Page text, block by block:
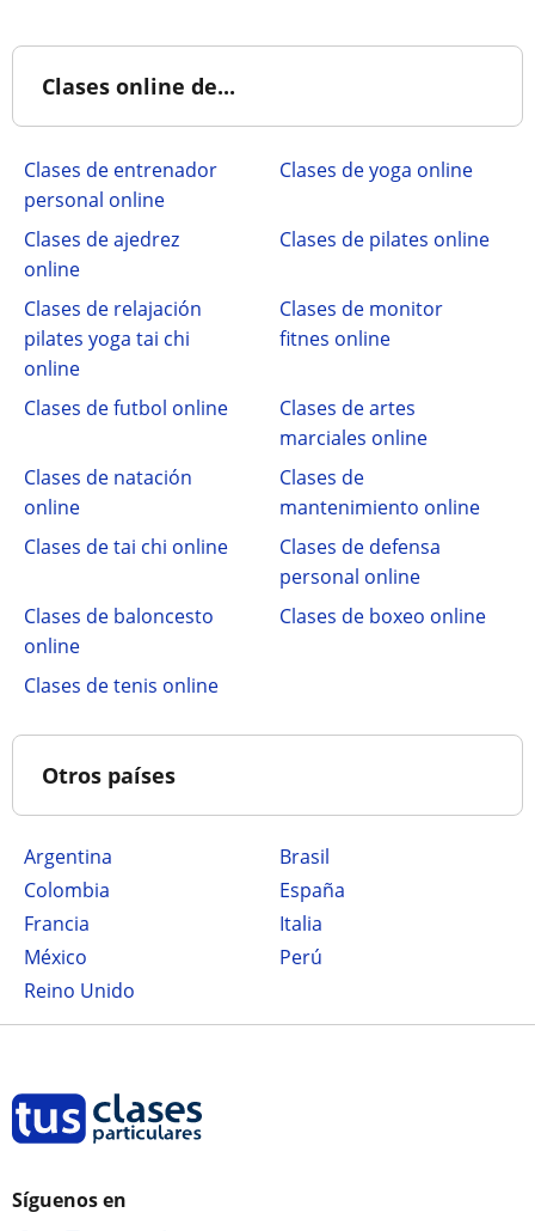
Clases online de...
Clases de entrenador
personal online
Clases de yoga online
Clases de ajedrez
online
Clases de pilates online
Clases de relajación
pilates yoga tai chi
online
Clases de monitor
fitnes online
Clases de futbol online
Clases de artes
marciales online
Clases de natación
online
Clases de
mantenimiento online
Clases de tai chi online
Clases de defensa
personal online
Clases de baloncesto
online
Clases de boxeo online
Clases de tenis online
Otros países
Argentina
Brasil
Colombia
España
Francia
Italia
México
Perú
Reino Unido
Síguenos en